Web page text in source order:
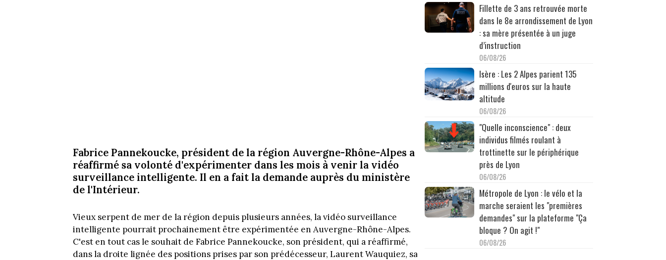
Fabrice Pannekoucke, président de la région Auvergne-Rhône-Alpes a
réaffirmé sa volonté d'expérimenter dans les mois à venir la vidéo
surveillance intelligente. Il en a fait la demande auprès du ministère
de l'Intérieur.
Vieux serpent de mer de la région depuis plusieurs années, la vidéo surveillance
intelligente pourrait prochainement être expérimentée en Auvergne-Rhône-Alpes.
C'est en tout cas le souhait de Fabrice Pannekoucke, son président, qui a réaffirmé,
dans la droite lignée des positions prises par son prédécesseur, Laurent Wauquiez, sa
Fillette de 3 ans retrouvée morte
dans le 8e arrondissement de Lyon
: sa mère présentée à un juge
d’instruction
06/08/26
Isère : Les 2 Alpes parient 135
millions d'euros sur la haute
altitude
06/08/26
"Quelle inconscience" : deux
individus filmés roulant à
trottinette sur le périphérique
près de Lyon
06/08/26
Métropole de Lyon : le vélo et la
marche seraient les "premières
demandes" sur la plateforme "Ça
bloque ? On agit !"
06/08/26